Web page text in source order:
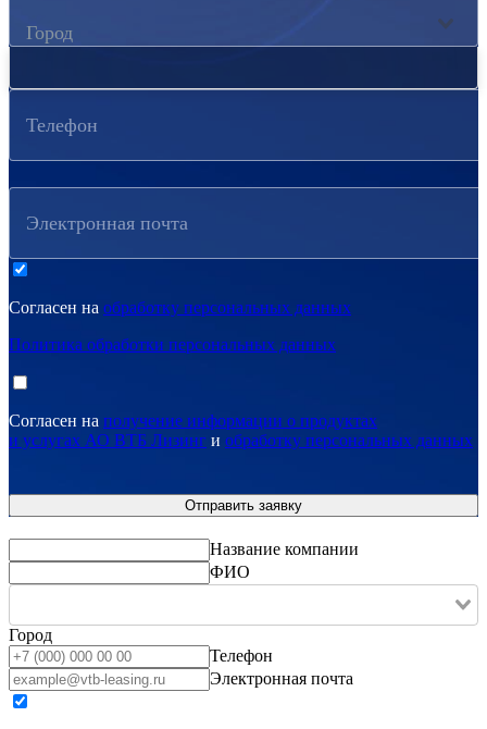
Город
Телефон
Электронная почта
Согласен на обработку персональных данных
Политика обработки персональных данных
Согласен на получение информации о продуктах
и услугах АО ВТБ Лизинг и обработку персональных данных
Название компании
ФИО
Город
Телефон
Электронная почта